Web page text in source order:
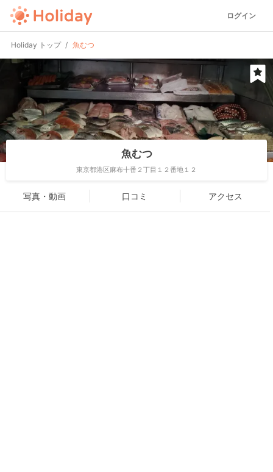
ログイン
Holiday トップ 魚むつ
魚むつ
東京都港区麻布十番２丁目１２番地１２
写真・動画 口コミ アクセス